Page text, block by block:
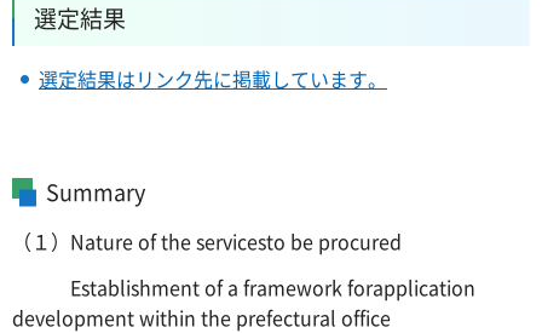
選定結果
選定結果はリンク先に掲載しています。
Summary
（１）Nature of the servicesto be procured
Establishment of a framework forapplication
development within the prefectural office